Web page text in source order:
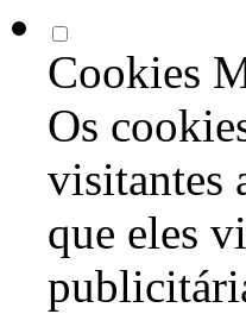
Cookies
Os
visitantes
que eles